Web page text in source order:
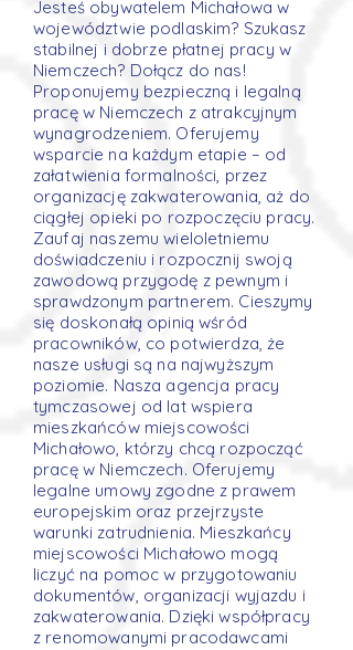
Jesteś obywatelem Michałowa w
województwie podlaskim? Szukasz
stabilnej i dobrze płatnej pracy w
Niemczech? Dołącz do nas!
Proponujemy bezpieczną i legalną
pracę w Niemczech z atrakcyjnym
wynagrodzeniem. Oferujemy
wsparcie na każdym etapie – od
załatwienia formalności, przez
organizację zakwaterowania, aż do
ciągłej opieki po rozpoczęciu pracy.
Zaufaj naszemu wieloletniemu
doświadczeniu i rozpocznij swoją
zawodową przygodę z pewnym i
sprawdzonym partnerem. Cieszymy
się doskonałą opinią wśród
pracowników, co potwierdza, że
nasze usługi są na najwyższym
poziomie. Nasza agencja pracy
tymczasowej od lat wspiera
mieszkańców miejscowości
Michałowo, którzy chcą rozpocząć
pracę w Niemczech. Oferujemy
legalne umowy zgodne z prawem
europejskim oraz przejrzyste
warunki zatrudnienia. Mieszkańcy
miejscowości Michałowo mogą
liczyć na pomoc w przygotowaniu
dokumentów, organizacji wyjazdu i
zakwaterowania. Dzięki współpracy
z renomowanymi pracodawcami